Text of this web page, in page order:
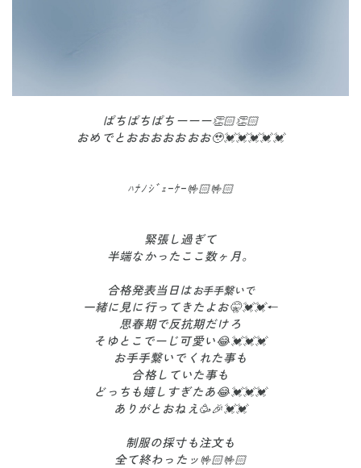
ぱちぱちぱちーーー👏🏻👏🏻
おめでとおおおおおおお🥹💓💓💓💓💓
ﾊﾅﾉｼﾞｪｰｹｰ🤟🏻🤟🏻
緊張し過ぎて
半端なかったここ数ヶ月。
合格発表当日はお手手繋いで
一緒に見に行ってきたよお🤫💓💓←
思春期で反抗期だけろ
そゆとこでーじ可愛い😂💓💓💓
お手手繋いでくれた事も
合格していた事も
どっちも嬉しすぎたあ😂💓💓💓
ありがとおねえ🥳🎉💓💓
制服の採寸も注文も
全て終わったッ🤟🏻🤟🏻